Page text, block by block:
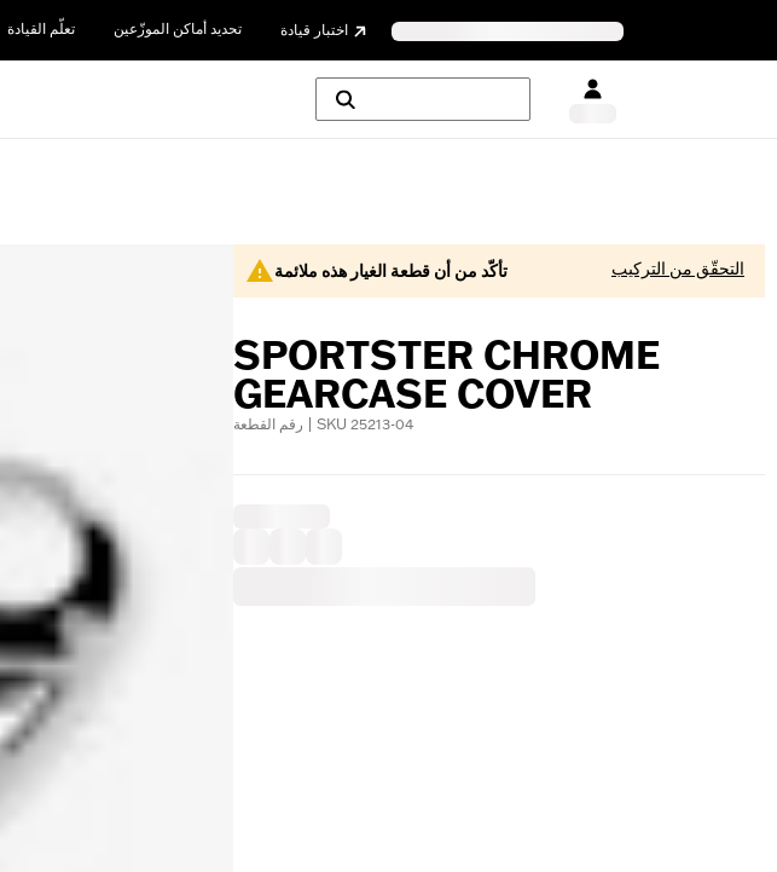
تعلّم القيادة تحديد أماكن الموزّعين اختبار قيادة
تأكّد من أن قطعة الغيار هذه ملائمة التحقّق من التركيب
SPORTSTER CHROME
GEARCASE COVER
رقم القطعة | SKU 25213-04